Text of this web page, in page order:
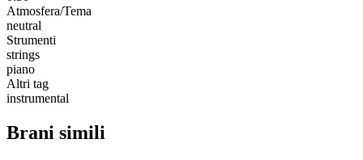
Atmosfera/Tema
neutral
Strumenti
strings
piano
Altri tag
instrumental
Brani simili